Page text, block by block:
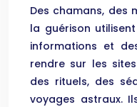
Des chamans, des
la guérison
informations et
rendre sur les
des rituels, des
voyages astraux.